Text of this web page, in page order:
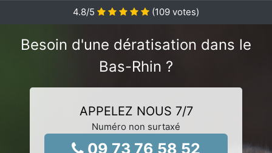
4.8/5 (109 votes)
Besoin d'une dératisation dans le
Bas-Rhin ?
APPELEZ NOUS 7/7
Numéro non surtaxé
09 73 76 58 52